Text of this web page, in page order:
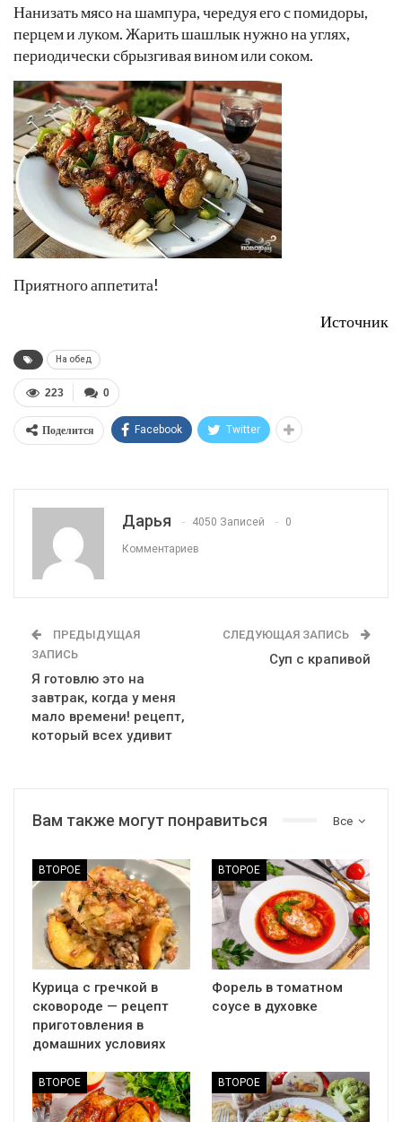
Нанизать мясо на шампура, чередуя его с помидоры,
перцем и луком. Жарить шашлык нужно на углях,
периодически сбрызгивая вином или соком.
Приятного аппетита!
Источник
На обед
0
223
Поделится Facebook Twitter
Дарья 4050 Записей 0
Комментариев
ПРЕДЫДУЩАЯ
ЗАПИСЬ
Я готовлю это на
завтрак, когда у меня
мало времени! рецепт,
который всех удивит
СЛЕДУЮЩАЯ ЗАПИСЬ
Суп с крапивой
Все
Вам также могут понравиться
ВТОРОЕ
Курица с гречкой в
сковороде — рецепт
приготовления в
домашних условиях
ВТОРОЕ
Форель в томатном
соусе в духовке
ВТОРОЕ ВТОРОЕ